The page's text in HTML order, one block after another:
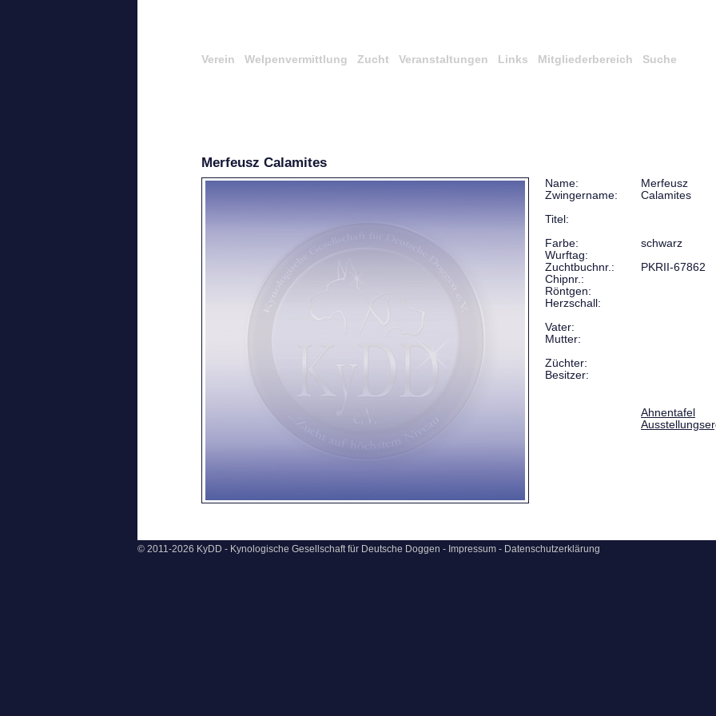
Verein Welpenvermittlung Zucht Veranstaltungen Links Mitgliederbereich Suche
Merfeusz Calamites
Name:
Merfeusz
Zwingername:
Calamites
Titel:
Farbe:
schwarz
Wurftag:
Zuchtbuchnr.:
PKRII-67862
Chipnr.:
Röntgen:
Herzschall:
Vater:
Mutter:
Züchter:
Besitzer:
Ahnentafel
© 2011-2026 KyDD - Kynologische Gesellschaft für Deutsche Doggen - Impressum - Datenschutzerklärung